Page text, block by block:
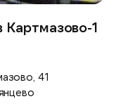
Картмазово-1
41